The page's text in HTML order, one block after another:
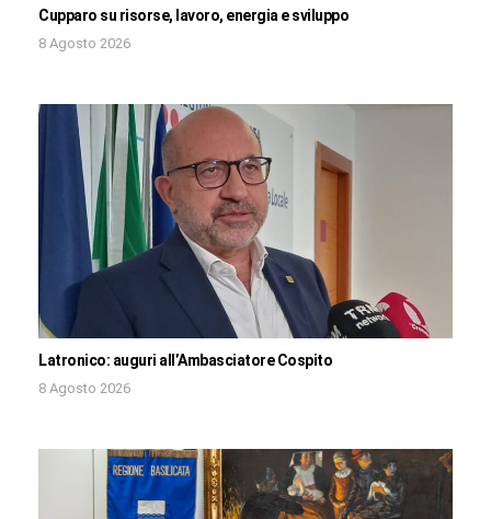
Cupparo su risorse, lavoro, energia e sviluppo
8 Agosto 2026
Latronico: auguri all’Ambasciatore Cospito
8 Agosto 2026